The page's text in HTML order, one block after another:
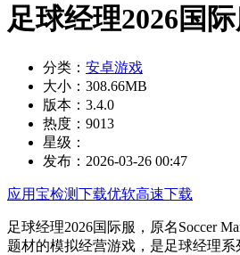
足球经理2026国
分类： 安卓游戏
大小： 308.66MB
版本： 3.4.0
热度： 9013
星级：
发布： 2026-03-26 00:47
应用宝检测下载优软高速下载
足球经理2026国际服，原名Soccer
题材的模拟经营游戏，是足球经理